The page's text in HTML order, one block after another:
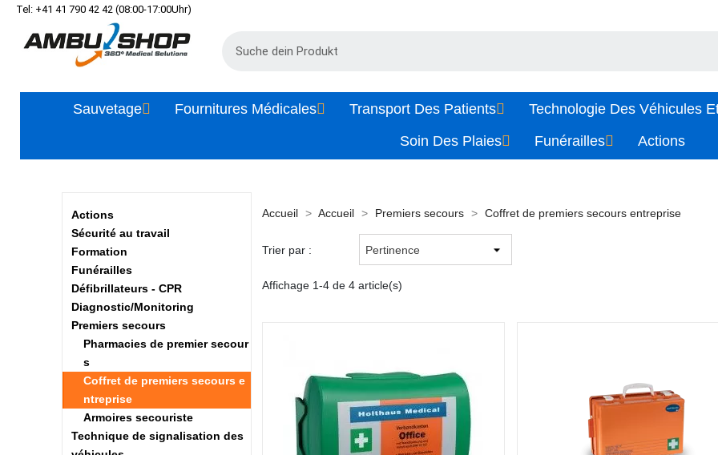
Tel: +41 41 790 42 42 (08:00-17:00Uhr)
Sauvetage Fournitures Médicales Transport Des Patients Technologie Des Véhicules
Soin Des Plaies
Funérailles Actions
Actions
Sécurité au travail
Formation
Funérailles
Défibrillateurs - CPR
Diagnostic/Monitoring
Premiers secours
Pharmacies de premier secour
s
Coffret de premiers secours e
ntreprise
Armoires secouriste
Technique de signalisation des
Accueil Accueil Premiers secours Coffret de premiers secours entreprise
Trier par :
Affichage 1-4 de 4 article(s)